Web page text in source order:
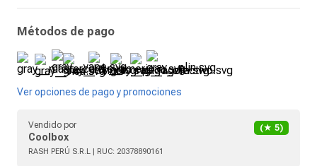
Métodos de pago
Ver opciones de pago y promociones
Vendido por
Coolbox
(★ 5)
RASH PERÚ S.R.L | RUC: 20378890161